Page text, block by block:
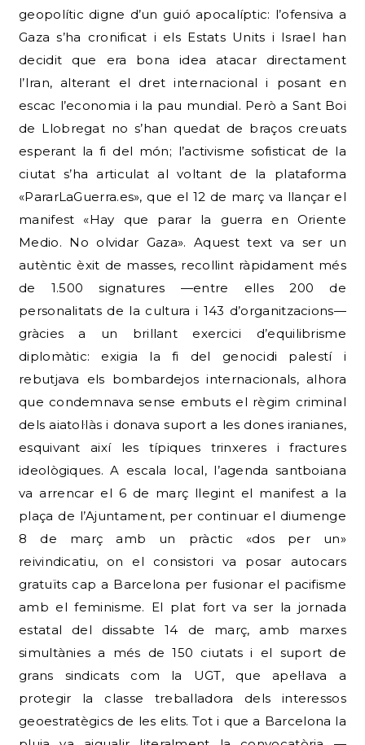
geopolític digne d’un guió apocalíptic: l’ofensiva a
Gaza s’ha cronificat i els Estats Units i Israel han
decidit que era bona idea atacar directament
l’Iran, alterant el dret internacional i posant en
escac l’economia i la pau mundial. Però a Sant Boi
de Llobregat no s’han quedat de braços creuats
esperant la fi del món; l’activisme sofisticat de la
ciutat s’ha articulat al voltant de la plataforma
«PararLaGuerra.es», que el 12 de març va llançar el
manifest «Hay que parar la guerra en Oriente
Medio. No olvidar Gaza». Aquest text va ser un
autèntic èxit de masses, recollint ràpidament més
de 1.500 signatures —entre elles 200 de
personalitats de la cultura i 143 d’organitzacions—
gràcies a un brillant exercici d’equilibrisme
diplomàtic: exigia la fi del genocidi palestí i
rebutjava els bombardejos internacionals, alhora
que condemnava sense embuts el règim criminal
dels aiatol·làs i donava suport a les dones iranianes,
esquivant així les típiques trinxeres i fractures
ideològiques. A escala local, l’agenda santboiana
va arrencar el 6 de març llegint el manifest a la
plaça de l’Ajuntament, per continuar el diumenge
8 de març amb un pràctic «dos per un»
reivindicatiu, on el consistori va posar autocars
gratuïts cap a Barcelona per fusionar el pacifisme
amb el feminisme. El plat fort va ser la jornada
estatal del dissabte 14 de març, amb marxes
simultànies a més de 150 ciutats i el suport de
grans sindicats com la UGT, que apel·lava a
protegir la classe treballadora dels interessos
geoestratègics de les elits. Tot i que a Barcelona la